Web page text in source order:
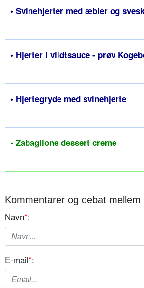
• Svinehjerter med æbler og
• Hjerter i vildtsauce - prøv
• Hjertegryde med svinehjerte
• Zabaglione dessert creme
Kommentarer og debat
Navn*:
E-mail*: